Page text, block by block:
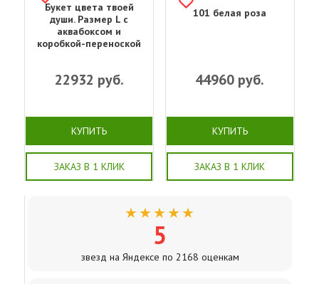
Букет цвета твоей
души. Размер L с
аквабоксом и
коробкой-переноской
22932 руб.
КУПИТЬ
ЗАКАЗ В 1 КЛИК
101 белая роза
44960 руб.
КУПИТЬ
ЗАКАЗ В 1 КЛИК
★★★★★
5
звезд на Яндексе по 2168 оценкам